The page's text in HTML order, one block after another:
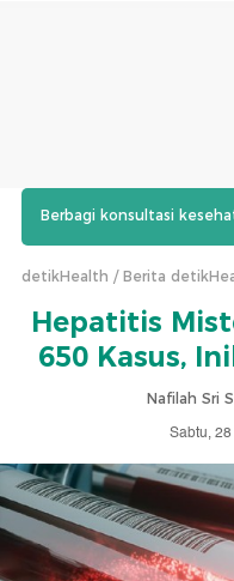
Berbagi konsultasi
detikHealth Berita
Hepatitis
650 Kasus,
Nafilah Sri
Sabtu,